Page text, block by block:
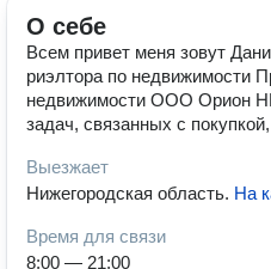
О себе
Всем привет меня зовут
риэлтора по недвижимости
недвижимости ООО Орион
задач, связанных с
Выезжает
Нижегородская область. На
Время для связи
8:00 — 21:00